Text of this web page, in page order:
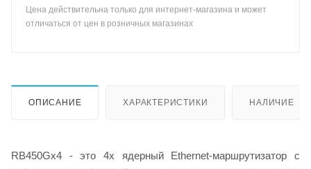
Цена действительна только для интернет-магазина и может
отличаться от цен в розничных магазинах
ОПИСАНИЕ ХАРАКТЕРИСТИКИ НАЛИЧИЕ
RB450Gx4 - это 4х ядерный Ethernet-маршрутизатор с